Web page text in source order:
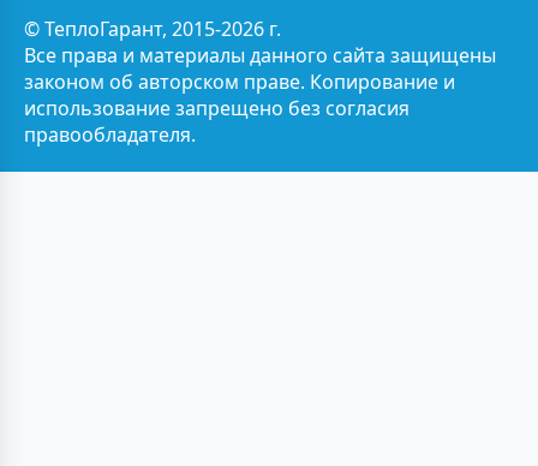
© ТеплоГарант, 2015-2026 г.
Все права и материалы данного сайта защищены
законом об авторском праве. Копирование и
использование запрещено без согласия
правообладателя.